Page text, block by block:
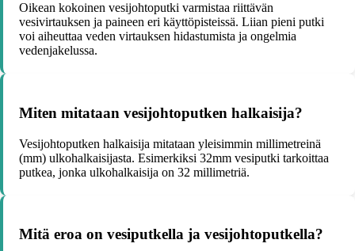
Oikean kokoinen vesijohtoputki varmistaa riittävän
vesivirtauksen ja paineen eri käyttöpisteissä. Liian pieni putki
voi aiheuttaa veden virtauksen hidastumista ja ongelmia
vedenjakelussa.
Miten mitataan vesijohtoputken halkaisija?
Vesijohtoputken halkaisija mitataan yleisimmin millimetreinä
(mm) ulkohalkaisijasta. Esimerkiksi 32mm vesiputki tarkoittaa
putkea, jonka ulkohalkaisija on 32 millimetriä.
Mitä eroa on vesiputkella ja vesijohtoputkella?